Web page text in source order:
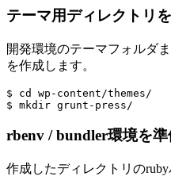
テーマ用ディレクトリ
開発環境のテーマフォルダ
を作成します。
$ cd wp-content/themes/
rbenv / bundler環境を準
作成したディレクトリの